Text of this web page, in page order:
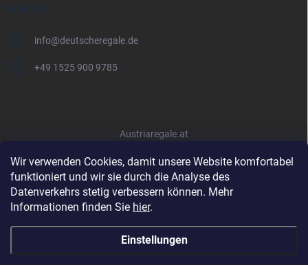
Wir verwenden Cookies, damit unsere Website komfortabel
funktioniert und wir sie durch die Analyse des
Datenverkehrs stetig verbessern können. Mehr
Informationen finden Sie hier.
Einstellungen
KONTAKT
info@deutscheregale.de
+49 1525 900 9785
Austriaregale.at